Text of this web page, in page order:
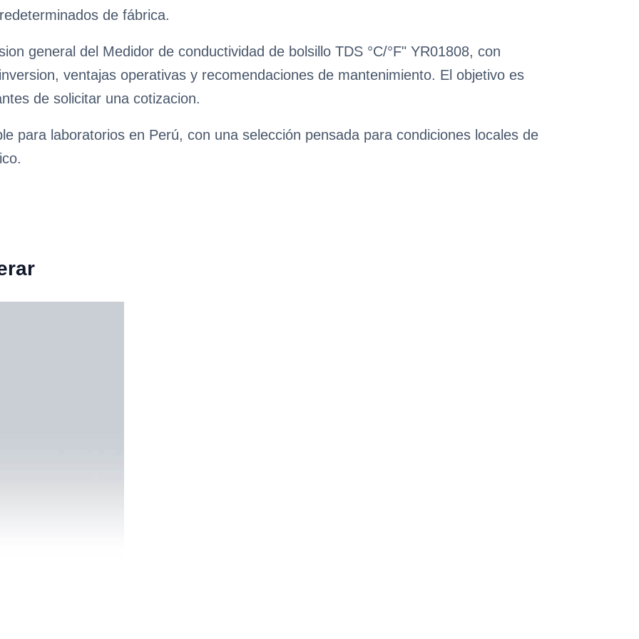
de fábrica.
general del Medidor de conductividad de bolsillo TDS °C/°F" YR01808, con
ventajas operativas y recomendaciones de mantenimiento. El objetivo es
de solicitar una cotizacion.
para laboratorios en Perú, con una selección pensada para condiciones locales de